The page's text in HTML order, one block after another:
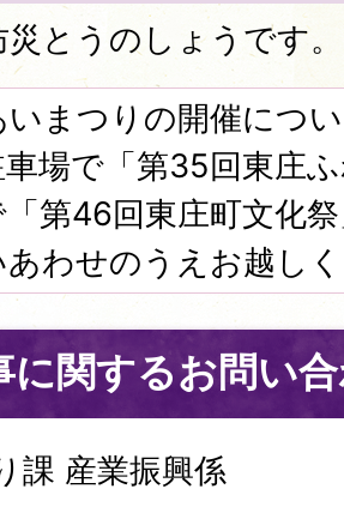
とうのしょうです。
いまつりの開催につ
場で「第35回東庄
第46回東庄町文化
あわせのうえお越し
に関するお問い
課 産業振興係